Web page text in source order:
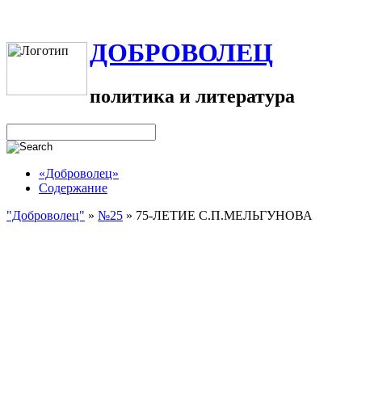
ДОБРОВОЛЕЦ
политика и литература
«Доброволец»
Содержание
"Доброволец" » №25 » 75-ЛЕТИЕ С.П.МЕЛЬГУНОВА